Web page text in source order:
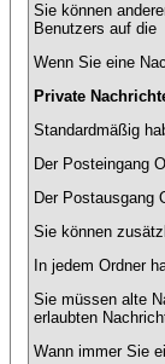
Sie können
Benutzers auf die
Wenn Sie eine
Private
Standardmäßig
Der Posteingang
Der Postausgang
Sie können
In jedem Ordner
Sie müssen alte
erlaubten
Wann immer Sie